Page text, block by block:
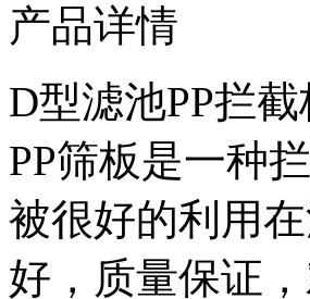
产品详情
D型滤池PP拦
PP筛板是一种
被很好的利用
好，质量保证